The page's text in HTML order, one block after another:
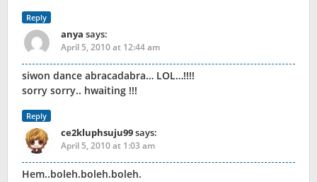
Reply
anya says:
April 5, 2010 at 12:44 am
siwon dance abracadabra… LOL…!!!!
sorry sorry.. hwaiting !!!
Reply
ce2kluphsuju99says:
April 5, 2010 at 1:03 am
Hem..boleh.boleh.boleh.